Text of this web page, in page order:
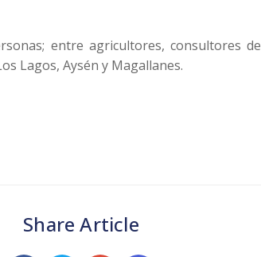
entre agricultores, consultores
Lagos, Aysén y Magallanes.
Share Article